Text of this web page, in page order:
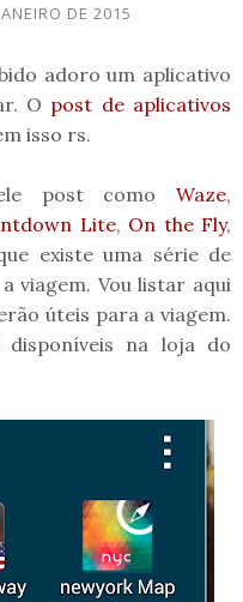
DE 2015
adoro um aplicativo
O post de aplicativos
isso rs.
post como Waze,
Lite, On the Fly,
existe uma série de
viagem. Vou listar aqui
úteis para a viagem.
disponíveis na loja do